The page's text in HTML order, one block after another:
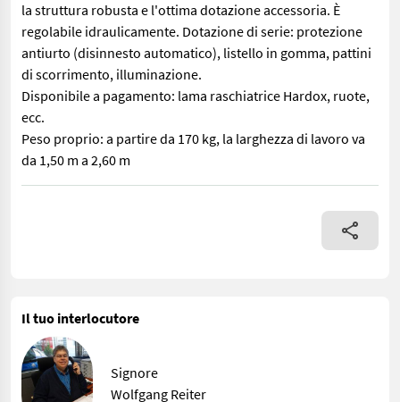
la struttura robusta e l'ottima dotazione accessoria. È
regolabile idraulicamente. Dotazione di serie: protezione
antiurto (disinnesto automatico), listello in gomma, pattini
di scorrimento, illuminazione.
Disponibile a pagamento: lama raschiatrice Hardox, ruote,
ecc.
Peso proprio: a partire da 170 kg, la larghezza di lavoro va
da 1,50 m a 2,60 m
Questo spazzaneve Vario (spazzaneve a V) si distingue per
Il tuo interlocutore
Signore
Wolfgang Reiter